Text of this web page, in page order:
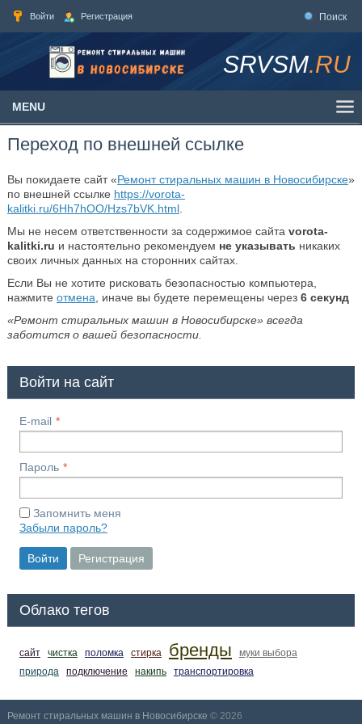
Войти Регистрация Поиск
SRVSM.RU
MENU
Переход по внешней ссылке
Вы покидаете сайт «Ремонт стиральных машин в Новосибирске»
по внешней ссылке https://vorota-
kalitki.ru/6Hh7hOO/Hzs7bVK.html.
Мы не несем ответственности за содержимое сайта vorota-
kalitki.ru и настоятельно рекомендуем не указывать никаких
своих личных данных на сторонних сайтах.
Если Вы не хотите рисковать безопасностью компьютера,
нажмите отмена , иначе вы будете перемещены через 6секунд
«Ремонт стиральных машин в Новосибирске» всегда
заботится о вашей безопасности.
Войти на сайт
E-mail
Пароль
Запомнить меня
Забыли пароль?
Войти Регистрация
Облако тегов
сайт чистка поломка стирка бренды
муки выбора
природа
подключение накипь транспортировка
Ремонт стиральных машин в Новосибирске © 2026